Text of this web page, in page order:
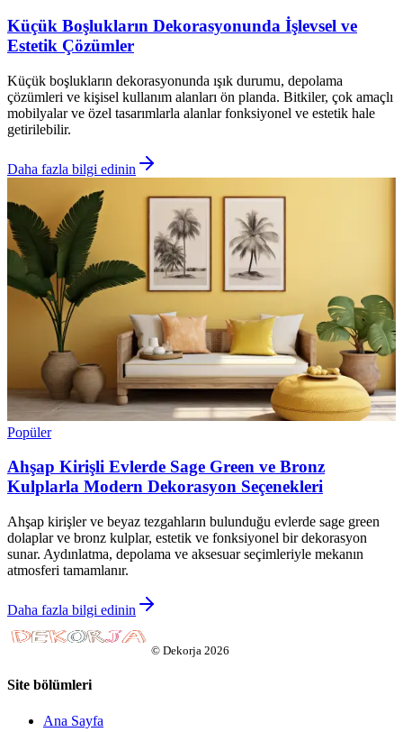
Küçük Boşlukların Dekorasyonunda İşlevsel ve
Estetik Çözümler
Küçük boşlukların dekorasyonunda ışık durumu, depolama
çözümleri ve kişisel kullanım alanları ön planda. Bitkiler, çok amaçlı
mobilyalar ve özel tasarımlarla alanlar fonksiyonel ve estetik hale
getirilebilir.
Daha fazla bilgi edinin
Popüler
Ahşap Kirişli Evlerde Sage Green ve Bronz
Kulplarla Modern Dekorasyon Seçenekleri
Ahşap kirişler ve beyaz tezgahların bulunduğu evlerde sage green
dolaplar ve bronz kulplar, estetik ve fonksiyonel bir dekorasyon
sunar. Aydınlatma, depolama ve aksesuar seçimleriyle mekanın
atmosferi tamamlanır.
Daha fazla bilgi edinin
© Dekorja 2026
Site bölümleri
Ana Sayfa